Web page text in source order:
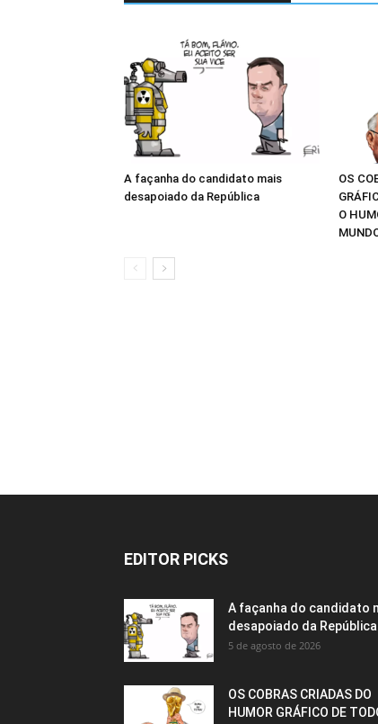
A façanha do candidato mais
desapoiado da República
OS
O
EDITOR PICKS
A façanha do candidato
desapoiado da República
5 de agosto de 2026
OS COBRAS CRIADAS DO
HUMOR GRÁFICO DE